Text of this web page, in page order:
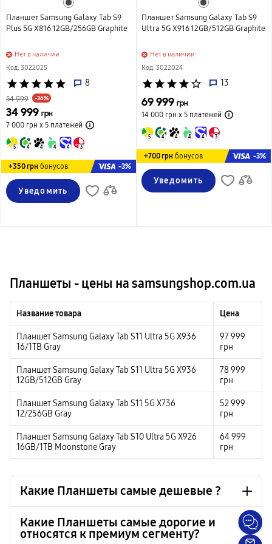
Планшет Samsung Galaxy Tab S9
Plus 5G X816 12GB/256GB Graphite
Нет в наличии
Код: 3022025
star star star star star 8
54 999 -36%
34 999 грн
7 000 грн х 5 платежей
5 4 4 4 4 3
+350 грн бонусов -3%
Уведомить
Планшет Samsung Galaxy Tab S9
Ultra 5G X916 12GB/512GB Graphite
Нет в наличии
Код: 3022024
star star star star star_border 13
69 999 грн
14 000 грн х 5платежей
5 4 4 4 4 3
+700 грн бонусов -3%
Уведомить
Планшеты - цены на samsungshop.com.ua
Название товара Цена
Планшет Samsung Galaxy Tab S11 Ultra 5G X936
16/1TB Gray
97 999
грн
Планшет Samsung Galaxy Tab S11 Ultra 5G X936
12GB/512GB Gray
78 999
грн
Планшет Samsung Galaxy Tab S11 5G X736
12/256GB Gray
52 999
грн
Планшет Samsung Galaxy Tab S10 Ultra 5G X926
16GB/1TB Moonstone Gray
64 999
грн
Какие Планшеты самые дешевые ?
Планшет Samsung Galaxy Tab A11 WiFi SM-X130
6 999 грн
Какие Планшеты самые дорогие и
относятся к премиум сегменту?